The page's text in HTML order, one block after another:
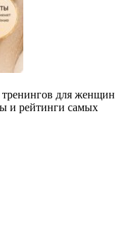
тренингов для женщин
и рейтинги самых